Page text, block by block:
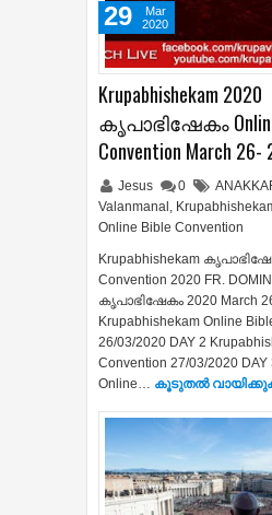
Krupabhishekam 2020
കൃപാഭിഷേകം
Convention March 26-
Jesus 0
Valanmanal ,
Online Bible Convention
Krupabhishekam
Convention 2020 FR.
കൃപാഭിഷേകം 2020 March
Krupabhishekam Online
26/03/2020 DAY 2
Convention 27/03/2020
Online… കൂടുതൽ‍
29
Mar
2020